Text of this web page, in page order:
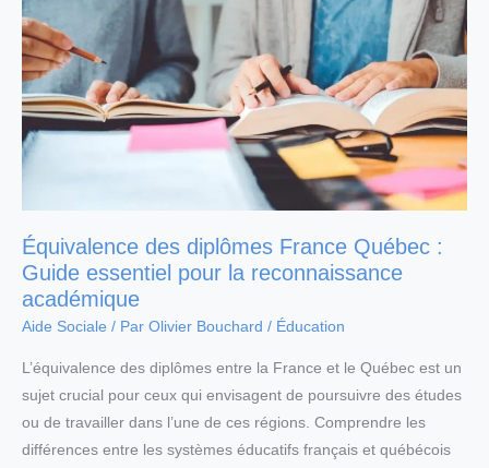
Équivalence des diplômes France Québec :
Guide essentiel pour la reconnaissance
académique
Aide Sociale / Par Olivier Bouchard / Éducation
L’équivalence des diplômes entre la France et le Québec est un
sujet crucial pour ceux qui envisagent de poursuivre des études
ou de travailler dans l’une de ces régions. Comprendre les
différences entre les systèmes éducatifs français et québécois